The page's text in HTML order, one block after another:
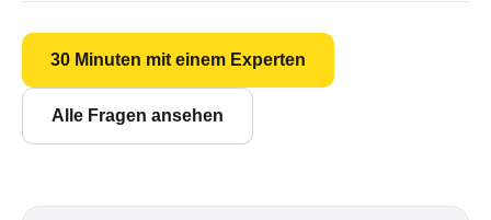
30 Minuten mit einem Experten
Alle Fragen ansehen